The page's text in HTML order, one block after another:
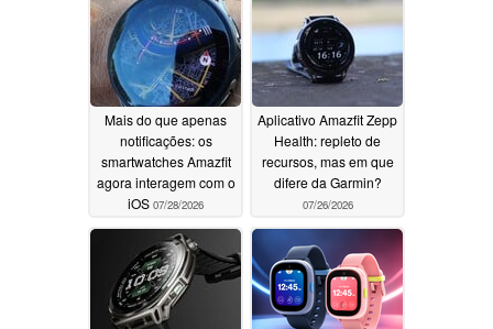
Mais do que apenas
notificações: os
smartwatches Amazfit
agora interagem com o
iOS 07/28/2026
Aplicativo Amazfit Zepp
Health: repleto de
recursos, mas em que
difere da Garmin?
07/26/2026